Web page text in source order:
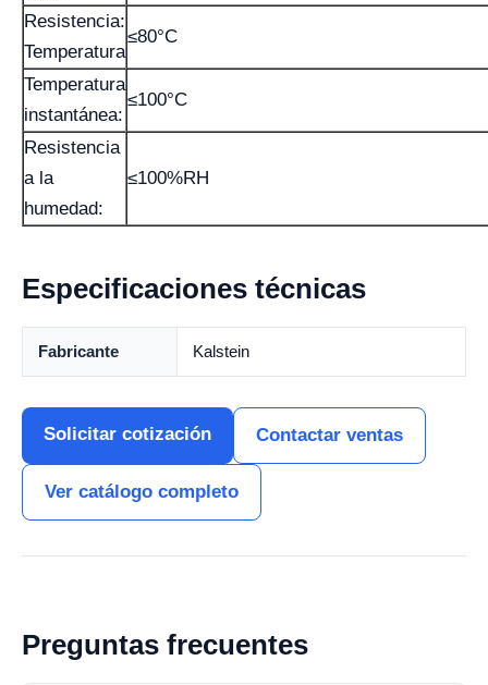
Resistencia:
Temperatura
≤80°C
Temperatura
instantánea:
≤100°C
Resistencia
a la
humedad:
≤100%RH
Especificaciones técnicas
Fabricante Kalstein
Solicitar cotización Contactar ventas
Ver catálogo completo
Preguntas frecuentes